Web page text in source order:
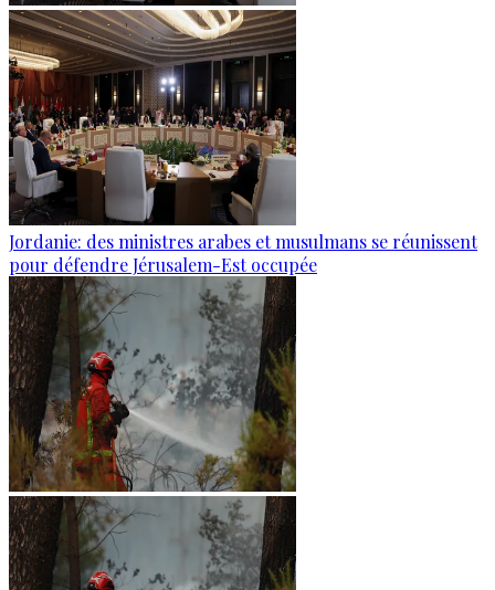
Jordanie: des ministres arabes et musulmans se réunissent
pour défendre Jérusalem-Est occupée